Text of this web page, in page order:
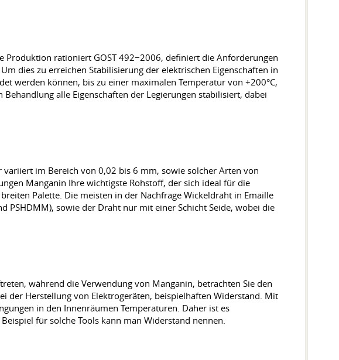
rationiert GOST 492−2006, definiert die Anforderungen
dies zu erreichen Stabilisierung der elektrischen Eigenschaften in
werden können, bis zu einer maximalen Temperatur von +200°C,
alle Eigenschaften der Legierungen stabilisiert, dabei
im Bereich von 0,02 bis 6 mm, sowie solcher Arten von
Manganin Ihre wichtigste Rohstoff, der sich ideal für die
Palette. Die meisten in der Nachfrage Wickeldraht in Emaille
PSHDMM), sowie der Draht nur mit einer Schicht Seide, wobei die
während die Verwendung von Manganin, betrachten Sie den
der Herstellung von Elektrogeräten, beispielhaften Widerstand. Mit
in den Innenräumen Temperaturen. Daher ist es
für solche Tools kann man Widerstand nennen.